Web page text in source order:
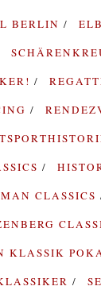
BERLIN
CLASSICS
KLASSIK